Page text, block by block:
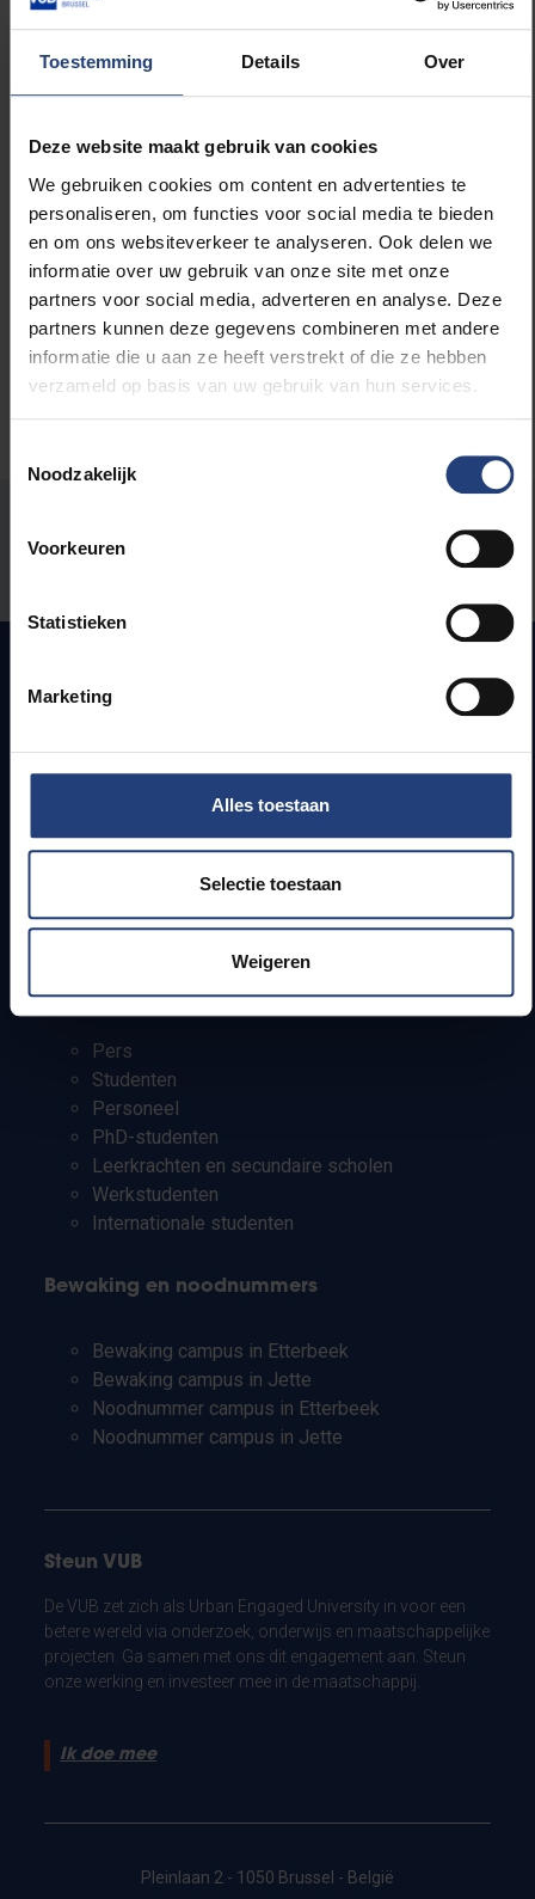
Toestemming Details Over
Deze website maakt gebruik van cookies
We gebruiken cookies om content en advertenties te
personaliseren, om functies voor social media te bieden
en om ons websiteverkeer te analyseren. Ook delen we
informatie over uw gebruik van onze site met onze
partners voor social media, adverteren en analyse. Deze
partners kunnen deze gegevens combineren met andere
informatie die u aan ze heeft verstrekt of die ze hebben
verzameld op basis van uw gebruik van hun services.
Noodzakelijk
Voorkeuren
Statistieken
Marketing
Alles toestaan
Selectie toestaan
Weigeren
elektronisch versterkte microfoontjes gewerkt in
plaats van puur de luchtverplaatsing te registreren.”
Maatschappij en engagement
Webmail
Lesroosters
Onderzoeksgroepen
Campusfaciliteiten
Pers
Studenten
Personeel
PhD-studenten
Leerkrachten en secundaire scholen
Werkstudenten
Internationale studenten
Bewaking en noodnummers
Bewaking campus in Etterbeek
Bewaking campus in Jette
Noodnummer campus in Etterbeek
Noodnummer campus in Jette
Steun VUB
De VUB zet zich als Urban Engaged University in voor een
betere wereld via onderzoek, onderwijs en maatschappelijke
projecten. Ga samen met ons dit engagement aan. Steun
onze werking en investeer mee in de maatschappij.
Ik doe mee
Pleinlaan 2 - 1050 Brussel - België